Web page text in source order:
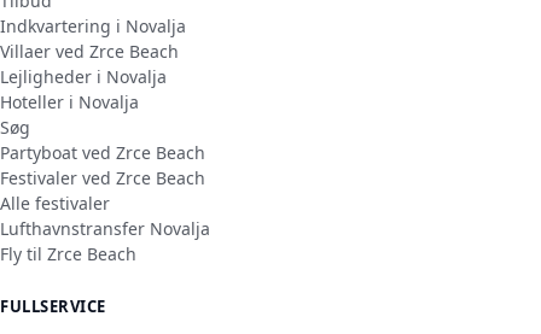
Indkvartering i Novalja
Villaer ved Zrce Beach
Lejligheder i Novalja
Hoteller i Novalja
Søg
Partyboat ved Zrce Beach
Festivaler ved Zrce Beach
Alle festivaler
Lufthavnstransfer Novalja
Fly til Zrce Beach
FULLSERVICE